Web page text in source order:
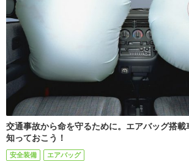
交通事故から命を守るために。エアバッグ搭
知っておこう！
安全装備 エアバッグ